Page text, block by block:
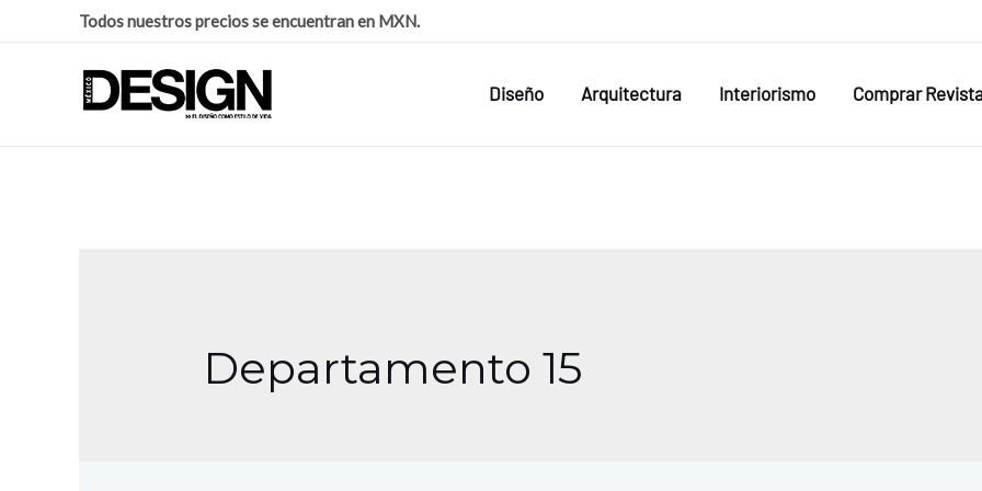
Todos nuestros precios se encuentran en MXN.
Diseño Arquitectura Interiorismo Comprar
Departamento 15